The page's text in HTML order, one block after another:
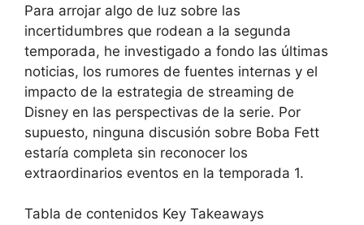
Para arrojar algo de luz sobre las
incertidumbres que rodean a la segunda
temporada, he investigado a fondo las últimas
noticias, los rumores de fuentes internas y el
impacto de la estrategia de streaming de
Disney en las perspectivas de la serie. Por
supuesto, ninguna discusión sobre Boba Fett
estaría completa sin reconocer los
extraordinarios eventos en la temporada 1.
Tabla de contenidos Key Takeaways